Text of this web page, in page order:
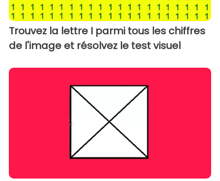
Trouvez la lettre I parmi tous les chiffres
de l'image et résolvez le test visuel